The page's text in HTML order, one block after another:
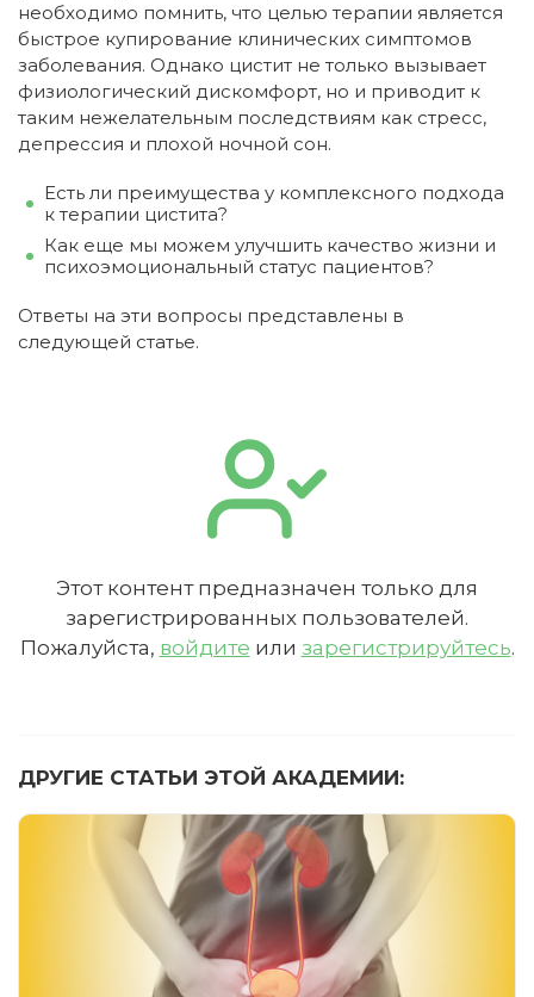
необходимо помнить, что целью терапии является
быстрое купирование клинических симптомов
заболевания. Однако цистит не только вызывает
физиологический дискомфорт, но и приводит к
таким нежелательным последствиям как стресс,
депрессия и плохой ночной сон.
Есть ли преимущества у комплексного подхода
к терапии цистита?
Как еще мы можем улучшить качество жизни и
психоэмоциональный статус пациентов?
Ответы на эти вопросы представлены в
следующей статье.
Этот контент предназначен только для
зарегистрированных пользователей.
Пожалуйста, войдите или зарегистрируйтесь.
ДРУГИЕ СТАТЬИ ЭТОЙ АКАДЕМИИ: